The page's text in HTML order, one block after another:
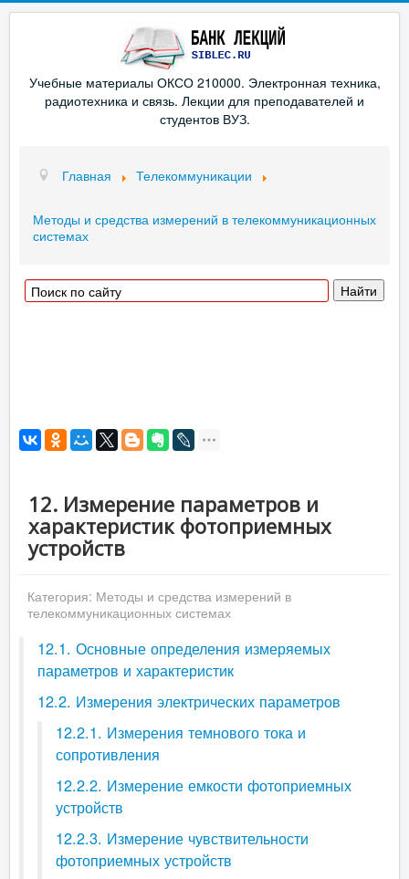
Учебные материалы ОКСО 210000. Электронная техника,
радиотехника и связь. Лекции для преподавателей и
студентов ВУЗ.
Главная Телекоммуникации
Методы и средства измерений в телекоммуникационных
системах
12. Измерение параметров и
характеристик фотоприемных
устройств
Категория: Методы и средства измерений в
телекоммуникационных системах
12.1. Основные определения измеряемых
параметров и характеристик
12.2. Измерения электрических параметров
12.2.1. Измерения темнового тока и
сопротивления
12.2.2. Измерение емкости фотоприемных
устройств
12.2.3. Измерение чувствительности
фотоприемных устройств